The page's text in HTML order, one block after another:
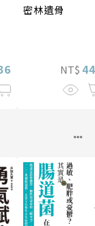
密林遺骨
NT$